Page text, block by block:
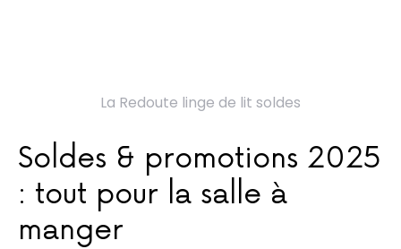
La Redoute linge de lit soldes
Soldes & promotions 2025
: tout pour la salle à
manger